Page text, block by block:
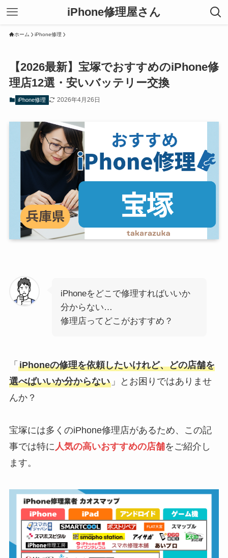
iPhone修理屋さん
ホーム iPhone修理
【2026最新】宝塚でおすすめのiPhone修
理店12選・安いバッテリー交換
iPhone修理 2026年4月26日
iPhoneをどこで修理すればいいか
分からない…
修理店ってどこがおすすめ？
「 iPhoneの修理を依頼したいけれど、どの店舗を
選べばいいか分からない」とお困りではありませ
んか？
宝塚には多くのiPhone修理店があるため、この記
事では特に 人気の高いおすすめの店舗をご紹介し
ます。